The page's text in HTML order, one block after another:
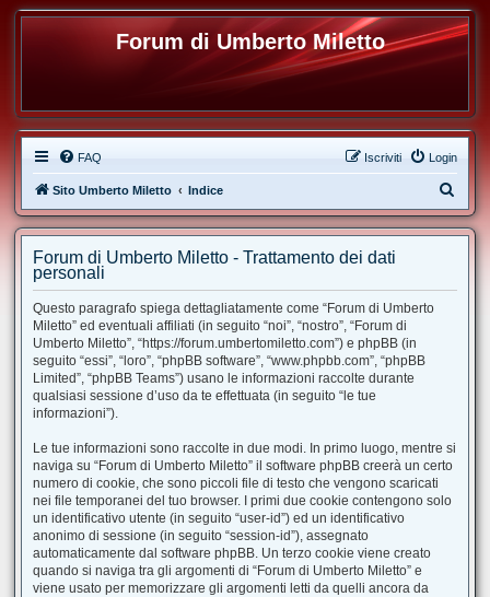
Forum di Umberto Miletto
FAQ Login
Iscriviti
Sito Umberto Miletto Indice
e
a
Forum di Umberto Miletto - Trattamento dei dati
personali
Questo paragrafo spiega dettagliatamente come “Forum di Umberto
Miletto” ed eventuali affiliati (in seguito “noi”, “nostro”, “Forum di
Umberto Miletto”, “https://forum.umbertomiletto.com”) e phpBB (in
seguito “essi”, “loro”, “phpBB software”, “www.phpbb.com”, “phpBB
Limited”, “phpBB Teams”) usano le informazioni raccolte durante
qualsiasi sessione d’uso da te effettuata (in seguito “le tue
informazioni”).
Le tue informazioni sono raccolte in due modi. In primo luogo, mentre si
naviga su “Forum di Umberto Miletto” il software phpBB creerà un certo
numero di cookie, che sono piccoli file di testo che vengono scaricati
nei file temporanei del tuo browser. I primi due cookie contengono solo
un identificativo utente (in seguito “user-id”) ed un identificativo
anonimo di sessione (in seguito “session-id”), assegnato
automaticamente dal software phpBB. Un terzo cookie viene creato
quando si naviga tra gli argomenti di “Forum di Umberto Miletto” e
viene usato per memorizzare gli argomenti letti da quelli ancora da